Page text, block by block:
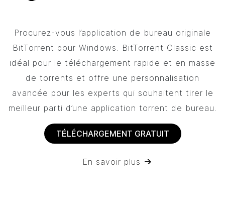
Procurez-vous l’application de bureau originale
BitTorrent pour Windows. BitTorrent Classic est
idéal pour le téléchargement rapide et en masse
de torrents et offre une personnalisation
avancée pour les experts qui souhaitent tirer le
meilleur parti d’une application torrent de bureau.
TÉLÉCHARGEMENT GRATUIT
En savoir plus